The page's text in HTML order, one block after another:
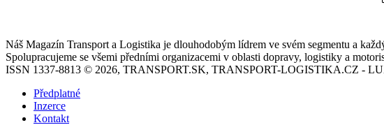
Náš Magazín Transport a Logistika je dlouhodobým lídrem ve svém segmentu a
Spolupracujeme se všemi předními organizacemi v oblasti dopravy, logistiky a
ISSN 1337-8813 © 2026, TRANSPORT.SK, TRANSPORT-LOGISTIKA.CZ -
Předplatné
Inzerce
Kontakt